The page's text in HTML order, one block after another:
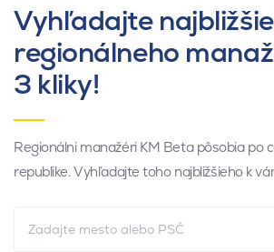
Vyhľadajte
regionálneho
3 kliky!
Regionálni manažéri KM Beta pôsobia po
republike. Vyhľadajte toho najbližšieho k